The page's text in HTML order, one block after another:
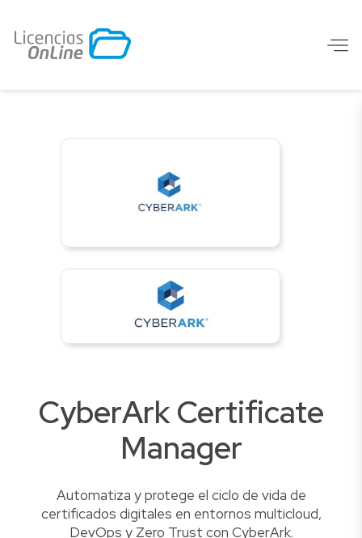
CyberArk Certificate
Manager
Automatiza y protege el ciclo de vida de
certificados digitales en entornos multicloud,
DevOps y Zero Trust con CyberArk.